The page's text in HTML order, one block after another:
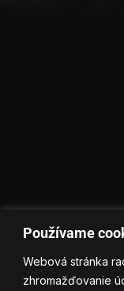
Používame
Webová stránka
zhromažďovanie